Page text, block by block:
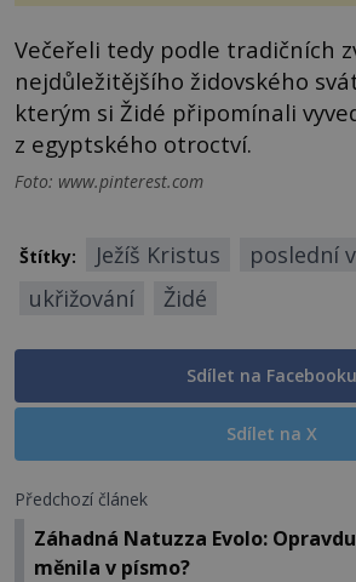
Večeřeli tedy podle tradičních
nejdůležitějšího židovského
kterým si Židé připomínali
z egyptského otroctví.
Foto: www.pinterest.com
Štítky: Ježíš Kristus
poslední
ukřižování
Židé
Sdílet na Facebooku
Sdílet na X
Předchozí článek
Záhadná Natuzza Evolo:
měnila v písmo?